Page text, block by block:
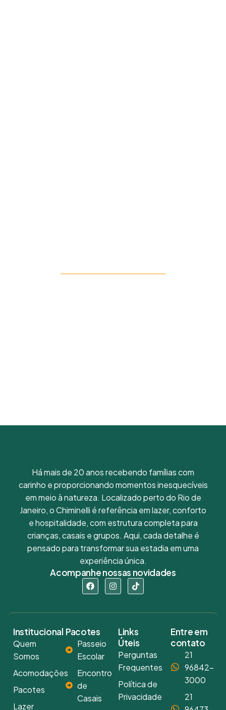
Há mais de 20 anos recebendo famílias com
carinho e proporcionando momentos inesquecíveis
em meio à natureza. Localizado perto do Rio de
Janeiro, o Chiminelli é referência em lazer, conforto
e hospitalidade, com estrutura completa para
crianças, casais e grupos. Aqui, cada detalhe é
pensado para transformar sua estadia em uma
experiência única.
Acompanhe nossas novidades
Institucional
Quem
Somos
Acomodações
Pacotes
Lazer
Pacotes
Passeio
Escolar
Encontro
de
Casais
Links
Úteis
Perguntas
Frequentes
Política de
Privacidade
Entre em
contato
21
96842-
3000
21